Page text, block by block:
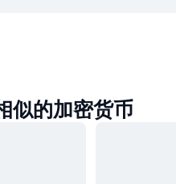
似的加密货币